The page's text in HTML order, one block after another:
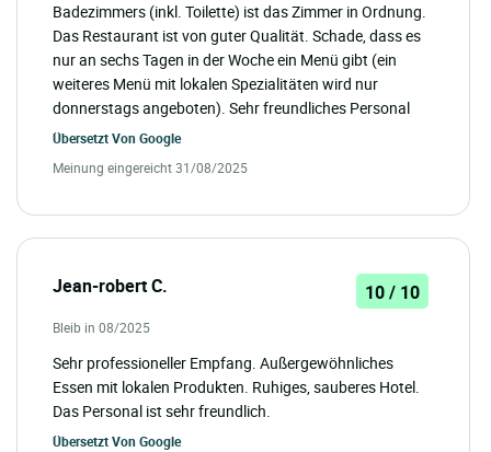
Badezimmers (inkl. Toilette) ist das Zimmer in Ordnung.
Das Restaurant ist von guter Qualität. Schade, dass es
nur an sechs Tagen in der Woche ein Menü gibt (ein
weiteres Menü mit lokalen Spezialitäten wird nur
donnerstags angeboten). Sehr freundliches Personal
Übersetzt Von Google
Meinung eingereicht 31/08/2025
Jean-robert C. 10 / 10
Bleib in 08/2025
Sehr professioneller Empfang. Außergewöhnliches
Essen mit lokalen Produkten. Ruhiges, sauberes Hotel.
Das Personal ist sehr freundlich.
Übersetzt Von Google